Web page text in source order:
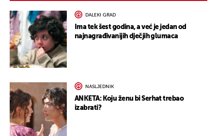
DALEKI GRAD
Ima tek šest godina, a već je jedan od
najnagrađivanijih dječjih glumaca
NASLJEDNIK
ANKETA: Koju ženu bi Serhat trebao
izabrati?